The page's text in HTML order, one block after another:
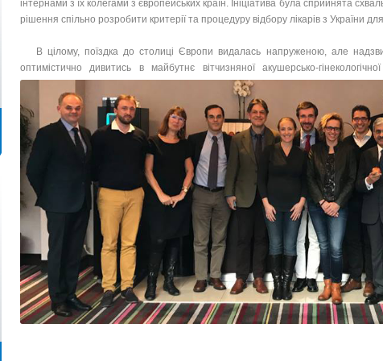
інтернами з їх колегами з європейських країн. Ініціатива була сприйнята
рішення спільно розробити критерії та процедуру відбору лікарів з України
В цілому, поїздка до столиці Європи видалась напруженою, але
оптимістично дивитись в майбутнє вітчизняної акушерсько-